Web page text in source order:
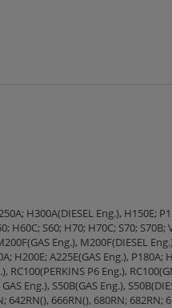
H300A(DIESEL Eng.), H150E;
S60; H70; H70C; S70; S70B;
Eng.), M200F(DIESEL
H200E; A225E(GAS Eng.), P180A;
RC100(PERKINS P6 Eng.),
Eng.), S50B(GAS Eng.),
642RN(), 666RN(), 680RN; 682RN;